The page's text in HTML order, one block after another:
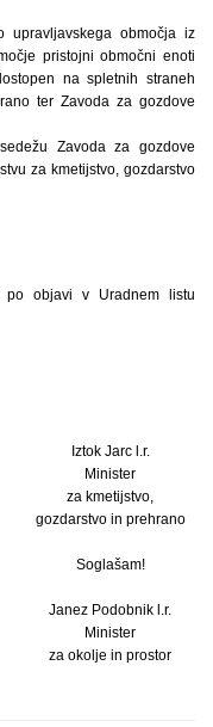
upravljavskega območja iz
pristojni območni enoti
na spletnih straneh
ter Zavoda za gozdove
Zavoda za gozdove
za kmetijstvo, gozdarstvo
objavi v Uradnem listu
Iztok Jarc l.r.
Minister
za kmetijstvo,
gozdarstvo in prehrano
Soglašam!
Janez Podobnik l.r.
Minister
za okolje in prostor